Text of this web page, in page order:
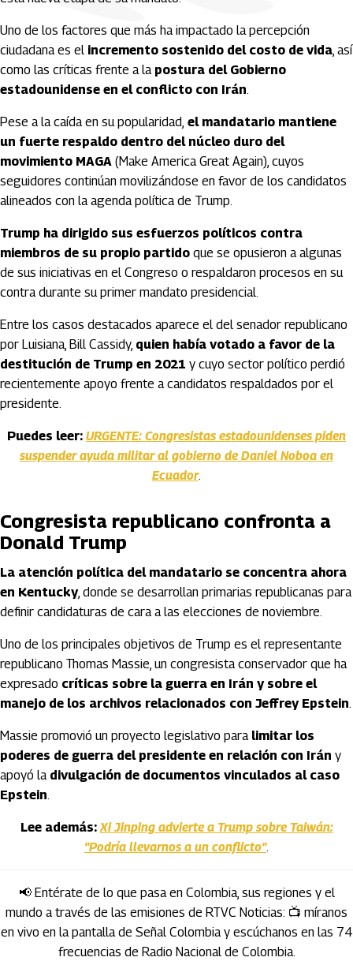
Uno de los factores que más ha impactado la percepción
ciudadana es el incremento sostenido del costo de vida, así
como las críticas frente a la postura del Gobierno
estadounidense en el conflicto con Irán.
Pese a la caída en su popularidad, el mandatario mantiene
un fuerte respaldo dentro del núcleo duro del
movimiento MAGA (Make America Great Again), cuyos
seguidores continúan movilizándose en favor de los candidatos
alineados con la agenda política de Trump.
Trump ha dirigido sus esfuerzos políticos contra
miembros de su propio partido que se opusieron a algunas
de sus iniciativas en el Congreso o respaldaron procesos en su
contra durante su primer mandato presidencial.
Entre los casos destacados aparece el del senador republicano
por Luisiana, Bill Cassidy, quien había votado a favor de la
destitución de Trump en 2021 y cuyo sector político perdió
recientemente apoyo frente a candidatos respaldados por el
presidente.
Puedes leer: URGENTE: Congresistas estadounidenses piden
suspender ayuda militar al gobierno de Daniel Noboa en
Ecuador.
Congresista republicano confronta a
Donald Trump
La atención política del mandatario se concentra ahora
en Kentucky, donde se desarrollan primarias republicanas para
definir candidaturas de cara a las elecciones de noviembre.
Uno de los principales objetivos de Trump es el representante
republicano Thomas Massie, un congresista conservador que ha
expresado críticas sobre la guerra en Irán y sobre el
manejo de los archivos relacionados con Jeffrey Epstein.
Massie promovió un proyecto legislativo paralimitar los
poderes de guerra del presidente en relación con Irán y
apoyó la divulgación de documentos vinculados al caso
Epstein.
Lee además:Xi Jinping advierte a Trump sobre Taiwán:
“Podría llevarnos a un conflicto”.
📢 Entérate de lo que pasa en Colombia, sus regiones y el
mundo a través de las emisiones de RTVC Noticias: 📺 míranos
en vivo en la pantalla de Señal Colombia y escúchanos en las 74
frecuencias de Radio Nacional de Colombia.